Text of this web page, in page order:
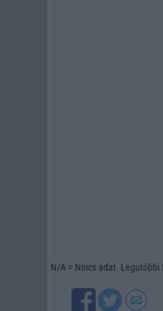
N/A = Nincs adat. Legutóbbi